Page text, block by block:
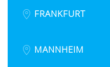
FRANKFURT
MANNHEIM